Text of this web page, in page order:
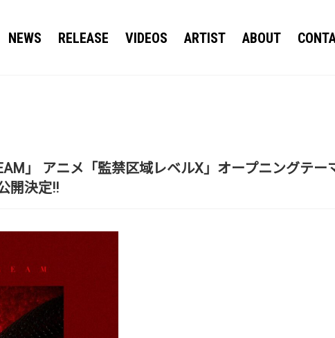
NEWS RELEASE VIDEOS ARTIST ABOUT
」 アニメ「監禁区域レベルX」オープニングテー
開決定!!